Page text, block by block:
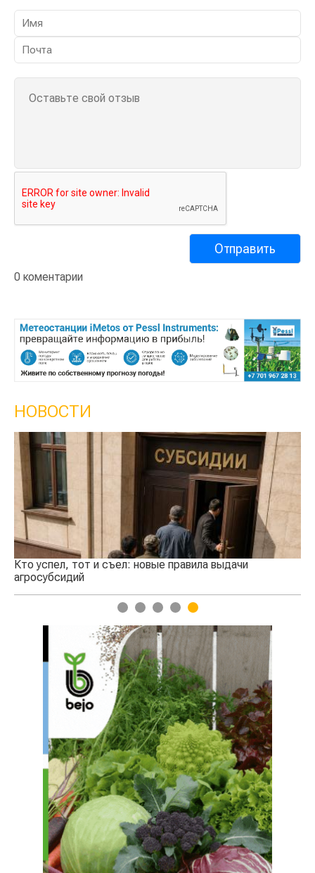
0 коментарии
НОВОСТИ
Кто успел, тот и съел: новые правила выдачи
агросубсидий
1 2 3 4 5